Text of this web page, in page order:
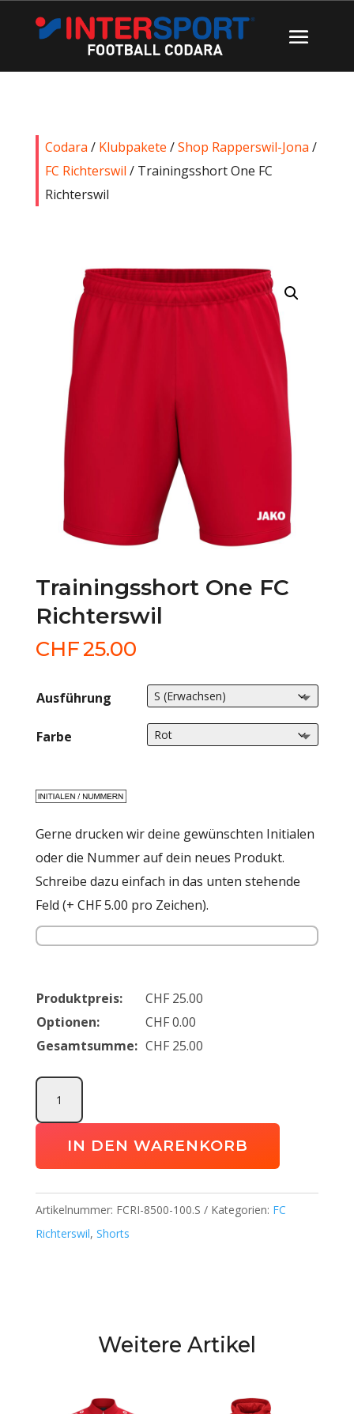
Codara / Klubpakete /Shop Rapperswil-Jona /
FC Richterswil / Trainingsshort One FC
Richterswil
Trainingsshort One FC
Richterswil
CHF25.00
Ausführung
Farbe
Gerne drucken wir deine gewünschten Initialen
oder die Nummer auf dein neues Produkt.
Schreibe dazu einfach in das unten stehende
Feld (+ CHF 5.00 pro Zeichen).
Produktpreis: CHF 25.00
Optionen:
CHF0.00
Gesamtsumme: CHF 25.00
Trainingsshort
IN DEN WARENKORB
Artikelnummer: FCRI-8500-100.S Kategorien: FC
Richterswil, Shorts
Weitere Artikel